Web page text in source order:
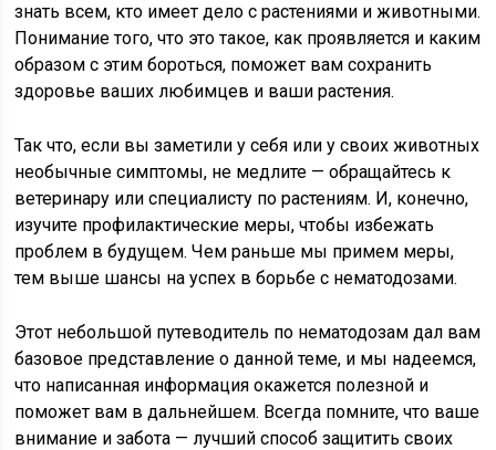
знать всем, кто имеет дело с растениями и животными.
Понимание того, что это такое, как проявляется и каким
образом с этим бороться, поможет вам сохранить
здоровье ваших любимцев и ваши растения.
Так что, если вы заметили у себя или у своих животных
необычные симптомы, не медлите — обращайтесь к
ветеринару или специалисту по растениям. И, конечно,
изучите профилактические меры, чтобы избежать
проблем в будущем. Чем раньше мы примем меры,
тем выше шансы на успех в борьбе с нематодозами.
Этот небольшой путеводитель по нематодозам дал вам
базовое представление о данной теме, и мы надеемся,
что написанная информация окажется полезной и
поможет вам в дальнейшем. Всегда помните, что ваше
внимание и забота — лучший способ защитить своих